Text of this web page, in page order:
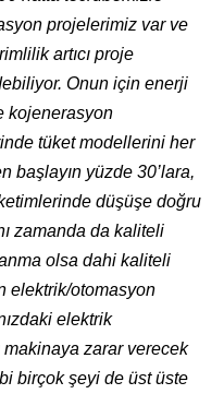
projelerimiz var ve
artıcı proje
Onun için enerji
kojenerasyon
tüket modellerini her
başlayın yüzde 30’lara,
düşüşe doğru
zamanda da kaliteli
olsa dahi kaliteli
elektrik/otomasyon
elektrik
makinaya zarar verecek
birçok şeyi de üst üste